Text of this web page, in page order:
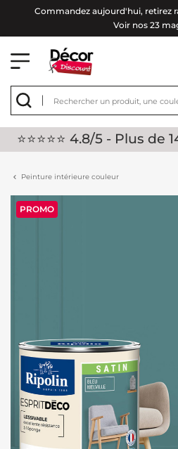
Commandez aujourd'hui, retirez
Voir nos 23
⭐⭐⭐⭐⭐ 4.8/5 - Plus
Peinture intérieure couleur
PROMO